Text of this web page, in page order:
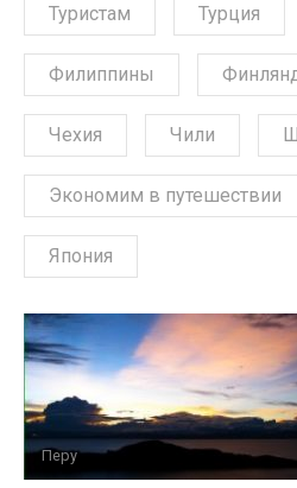
Туристам Турция
Филиппины
Чехия Чили
Экономим в путешествии
Япония
Перу